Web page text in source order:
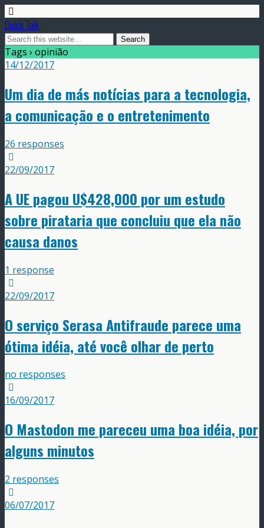
Quick Talk
Tags › opinião
14/12/2017
Um dia de más notícias para a tecnologia,
a comunicação e o entretenimento
26 responses
22/09/2017
A UE pagou U$428,000 por um estudo
sobre pirataria que concluiu que ela não
causa danos
1 response
22/09/2017
O serviço Serasa Antifraude parece uma
ótima idéia, até você olhar de perto
no responses
16/09/2017
O Mastodon me pareceu uma boa idéia, por
alguns minutos
2 responses
06/07/2017